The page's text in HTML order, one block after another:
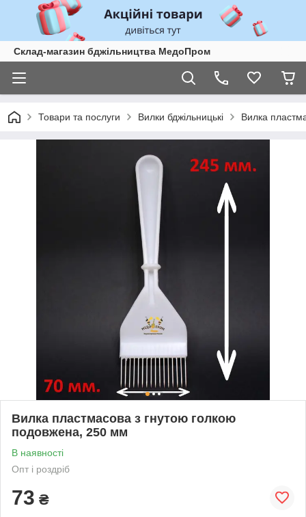
Склад-магазин бджільництва МедоПром
Товари та послуги Вилки бджільницькі Вилка
Вилка пластмасова з гнутою голкою
подовжена, 250 мм
В наявності
Опт і роздріб
73 ₴